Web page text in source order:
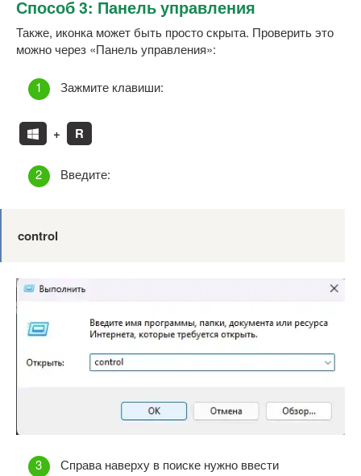
Способ 3: Панель управления
Также, иконка может быть просто скрыта. Проверить это
можно через «Панель управления»:
Зажмите клавиши:
+ R
Введите:
control
Справа наверху в поиске нужно ввести